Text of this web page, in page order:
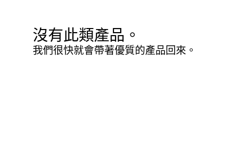
沒有此類產品。
我們很快就會帶著優質的產品回來。